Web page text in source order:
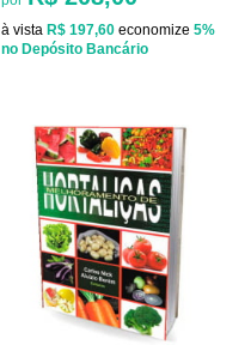
à vista R$ 197,60 economize 5%
no Depósito Bancário